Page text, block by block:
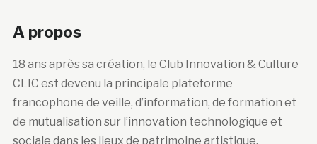
A propos
18 ans après sa création, le Club Innovation & Culture
CLIC est devenu la principale plateforme
francophone de veille, d’information, de formation et
de mutualisation sur l’innovation technologique et
sociale dans les lieux de patrimoine artistique,